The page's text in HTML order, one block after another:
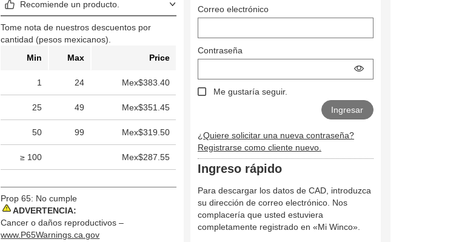
Recomiende un producto.
Tome nota de nuestros descuentos por
cantidad (pesos mexicanos).
Min
Max Price
1 24 Mex$383.40
25 49 Mex$351.45
50 99 Mex$319.50
≥ 100 Mex$287.55
Prop 65: No cumple
ADVERTENCIA:
Cancer o daños reproductivos –
www.P65Warnings.ca.gov
Correo electrónico
Contraseña
Me gustaría seguir.
¿Quiere solicitar una nueva contraseña?
Registrarse como cliente nuevo.
Ingreso rápido
Para descargar los datos de CAD, introduzca
su dirección de correo electrónico. Nos
complacería que usted estuviera
completamente registrado en «Mi Winco».